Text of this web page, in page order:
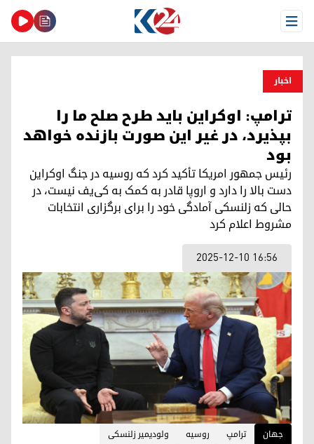
Open Menu
اخبار
ترامپ: اوکراین باید طرح صلح ما را
بپذیرد، در غیر این صورت بازنده خواهد
بود
رئیس جمهور امریکا تأکید کرد که روسیه در جنگ اوکراین
دست بالا را دارد و اروپا قادر به کمک به کی‌یف نیست، در
حالی که زلنسکی آمادگی خود را برای برگزاری انتخابات
مشروط اعلام کرد
2025-12-10 16:56
جهان ترامپ روسیه ولودیمیر زلنسکی